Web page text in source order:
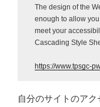
The design of the
enough to allow
meet your
Cascading Style
https://www.tpsgc-
自分のサイトのア